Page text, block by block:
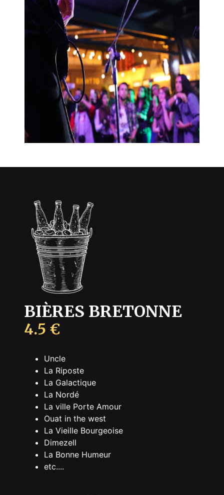
BIÈRES BRETONNE
4.5 €
Uncle
La Riposte
La Galactique
La Nordé
La ville Porte Amour
Ouat in the west
La Vieille Bourgeoise
Dimezell
La Bonne Humeur
etc....